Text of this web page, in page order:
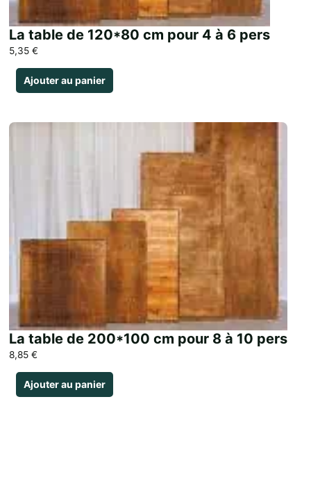
La table de 120*80 cm pour 4 à 6 pers
5,35 €
Ajouter au panier
La table de 200*100 cm pour 8 à 10 pers
8,85 €
Ajouter au panier